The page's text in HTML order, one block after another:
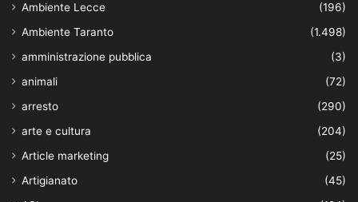
Ambiente Lecce
(196)
Ambiente Taranto
(1.498)
amministrazione pubblica
(3)
animali
(72)
arresto
(290)
arte e cultura
(204)
Article marketing
(25)
Artigianato
(45)